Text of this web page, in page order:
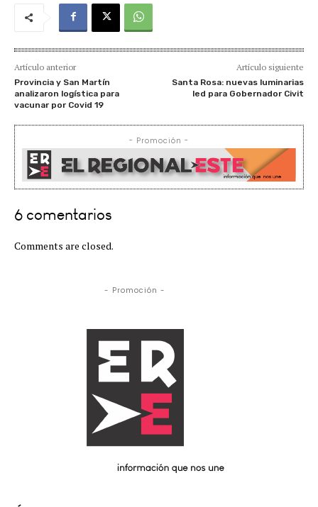
Artículo anterior
Provincia y San Martín
analizaron logística para
vacunar por Covid 19
Artículo siguiente
Santa Rosa: nuevas luminarias
led para Gobernador Civit
- Promoción -
6 comentarios
Comments are closed.
- Promoción -